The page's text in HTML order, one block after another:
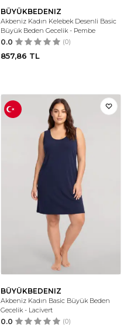
BÜYÜKBEDENIZ
Akbeniz Kadın Kelebek Desenli Basic
Büyük Beden Gecelik - Pembe
0.0 (0)
857,86 TL
BÜYÜKBEDENIZ
Akbeniz Kadın Basic Büyük Beden
Gecelik - Lacivert
0.0 (0)